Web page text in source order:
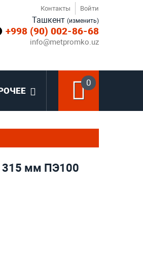
Ташкент (изменить)
+998 (90) 002-86-68
info@metpromko.uz
Контакты Войти
0
315 мм ПЭ100